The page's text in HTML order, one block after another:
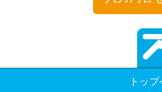
トッ